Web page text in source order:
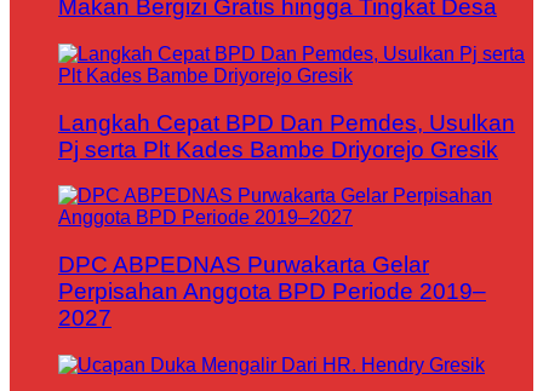
Makan Bergizi Gratis hingga Tingkat Desa
Langkah Cepat BPD Dan Pemdes, Usulkan
Pj serta Plt Kades Bambe Driyorejo Gresik
DPC ABPEDNAS Purwakarta Gelar
Perpisahan Anggota BPD Periode 2019–
2027